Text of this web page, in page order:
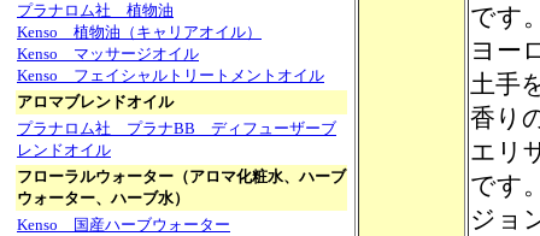
です
ヨー
土手
香り
エリ
です
ジョ
プラナロム社 植物油
Kenso 植物油（キャリアオイル）
Kenso マッサージオイル
Kenso フェイシャルトリートメントオイル
アロマブレンドオイル
プラナロム社 プラナBB ディフューザーブ
レンドオイル
フローラルウォーター（アロマ化粧水、ハーブ
ウォーター、ハーブ水）
Kenso 国産ハーブウォーター